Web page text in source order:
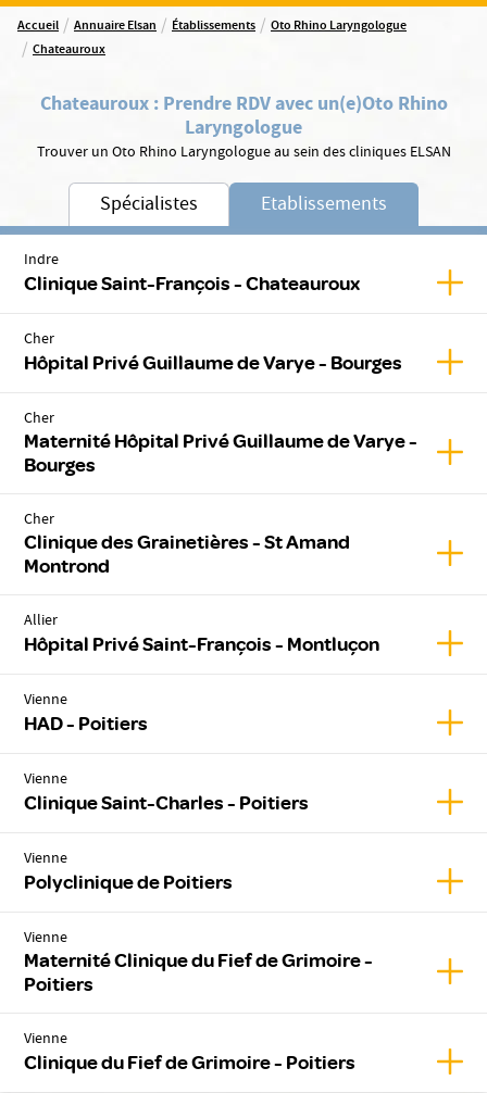
Accueil / Annuaire Elsan / Établissements / Oto Rhino Laryngologue
/ Chateauroux
Chateauroux: Prendre RDV avec un(e)Oto Rhino
Laryngologue
Trouver un Oto Rhino Laryngologue au sein des cliniques ELSAN
Spécialistes Etablissements
Indre
Clinique Saint-François - Chateauroux
Cher
Hôpital Privé Guillaume de Varye - Bourges
Cher
Maternité Hôpital Privé Guillaume de Varye -
Bourges
Cher
Clinique des Grainetières - St Amand
Montrond
Allier
Hôpital Privé Saint-François - Montluçon
Vienne
HAD - Poitiers
Vienne
Clinique Saint-Charles - Poitiers
Vienne
Polyclinique de Poitiers
Vienne
Maternité Clinique du Fief de Grimoire -
Poitiers
Vienne
Clinique du Fief de Grimoire - Poitiers